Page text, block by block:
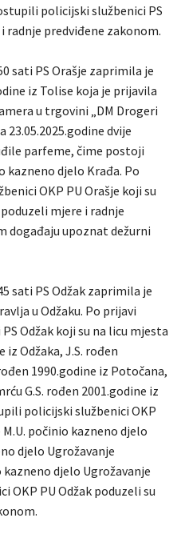
policijski službenici PS
radnje predviđene zakonom.
sati PS Orašje zaprimila je
iz Tolise koja je prijavila
u trgovini „DM Drogeri
dvije
parfeme, čime postoji
kazneno djelo Krađa. Po
OKP PU Orašje koji su
mjere i radnje
događaju upoznat dežurni
sati PS Odžak zaprimila je
u Odžaku. Po prijavi
Odžak koji su na licu mjesta
iz Odžaka, J.S. rođen
1990.godine iz Potočana,
G.S. rođen 2001.godine iz
policijski službenici OKP
počinio kazneno djelo
djelo Ugrožavanje
djelo Ugrožavanje
OKP PU Odžak poduzeli su